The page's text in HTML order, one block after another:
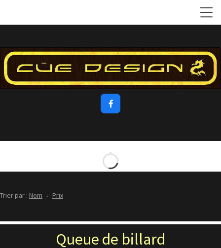

Trier par : Nom -Prix
Queue de billard